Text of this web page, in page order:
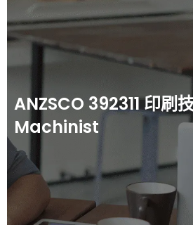
ANZSCO 392311 印刷
Machinist